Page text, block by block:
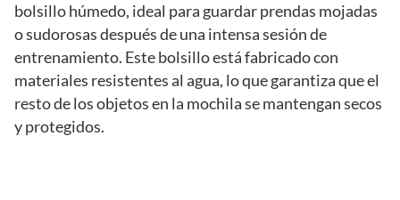
bolsillo húmedo, ideal para guardar prendas mojadas
o sudorosas después de una intensa sesión de
entrenamiento. Este bolsillo está fabricado con
materiales resistentes al agua, lo que garantiza que el
resto de los objetos en la mochila se mantengan secos
y protegidos.